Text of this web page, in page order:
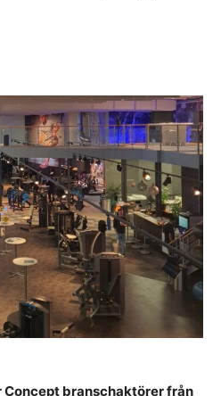
Concept branschaktörer från